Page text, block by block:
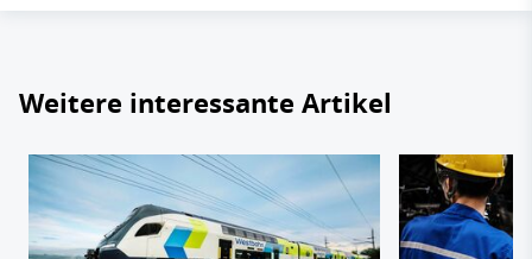
Weitere interessante Artikel